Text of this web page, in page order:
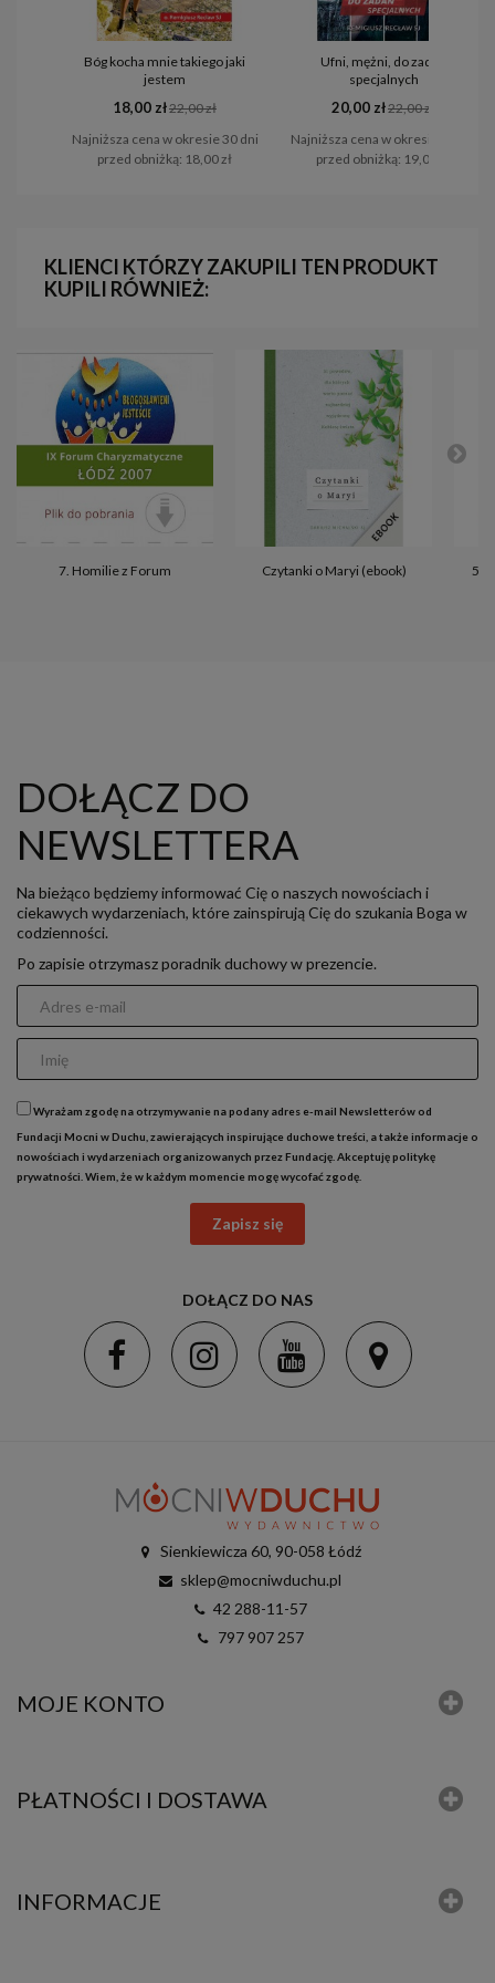
Bóg kocha mnie takiego jaki
jestem
18,00 zł22,00 zł
Najniższa cena w okresie 30 dni
przed obniżką: 18,00 zł
Ufni, mężni, do zadań
specjalnych
20,00 zł22,00 zł
Najniższa cena w okresie 30 dni
przed obniżką: 19,00 zł
KLIENCI KTÓRZY ZAKUPILI TEN PRODUKT
KUPILI RÓWNIEŻ:
7. Homilie z Forum Czytanki o Maryi (ebook) 5.
DOŁĄCZ DO
NEWSLETTERA
Na bieżąco będziemy informować Cię o naszych nowościach i
ciekawych wydarzeniach, które zainspirują Cię do szukania Boga w
codzienności.
Po zapisie otrzymasz poradnik duchowy w prezencie.
Wyrażam zgodę na otrzymywanie na podany adres e-mail Newsletterów od
Fundacji Mocni w Duchu, zawierających inspirujące duchowe treści, a także informacje o
nowościach i wydarzeniach organizowanych przez Fundację. Akceptujępolitykę
prywatności . Wiem, że w każdym momencie mogę wycofać zgodę.
Zapisz się
DOŁĄCZ DO NAS
Sienkiewicza 60, 90-058 Łódź
sklep@mocniwduchu.pl
42 288-11-57
797 907 257
MOJE KONTO
PŁATNOŚCI I DOSTAWA
INFORMACJE